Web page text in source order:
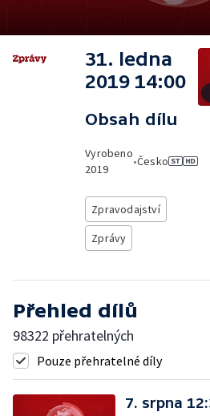
31. ledna
2019 14:00
Obsah dílu
Vyrobeno
2019
•Česko
Zpravodajství
Zprávy
Přehled dílů
98322 přehratelných
Pouze přehratelné díly
7. srpna